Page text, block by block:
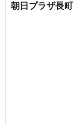
朝日プラザ長町